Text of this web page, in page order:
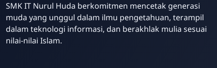
SMK IT Nurul Huda berkomitmen mencetak generasi
muda yang unggul dalam ilmu pengetahuan, terampil
dalam teknologi informasi, dan berakhlak mulia sesuai
nilai-nilai Islam.